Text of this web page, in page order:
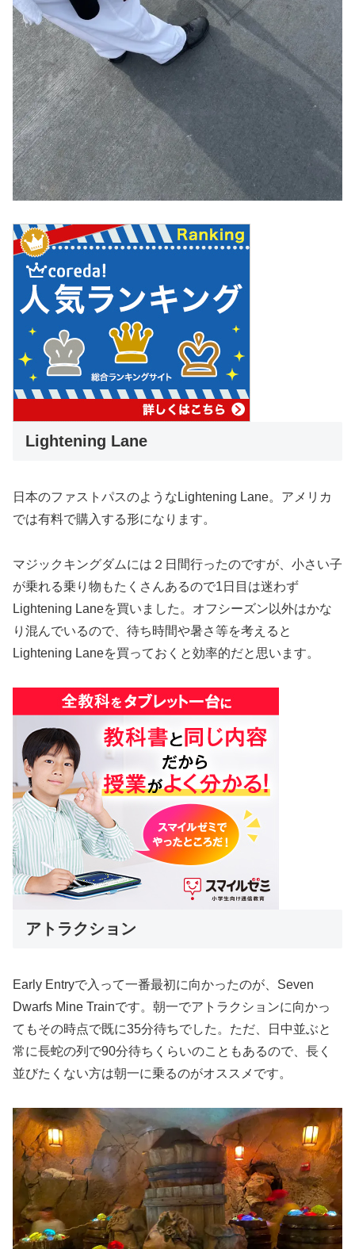
Lightening Lane
日本のファストパスのようなLightening Lane。アメリカ
では有料で購入する形になります。
マジックキングダムには２日間行ったのですが、小さい子
が乗れる乗り物もたくさんあるので1日目は迷わず
Lightening Laneを買いました。オフシーズン以外はかな
り混んでいるので、待ち時間や暑さ等を考えると
Lightening Laneを買っておくと効率的だと思います。
アトラクション
Early Entryで入って一番最初に向かったのが、Seven
Dwarfs Mine Trainです。朝一でアトラクションに向かっ
てもその時点で既に35分待ちでした。ただ、日中並ぶと
常に長蛇の列で90分待ちくらいのこともあるので、長く
並びたくない方は朝一に乗るのがオススメです。